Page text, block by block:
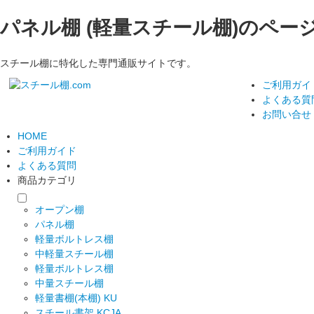
パネル棚 (軽量スチール棚)のペー
スチール棚に特化した専門通販サイトです。
ご利用ガイ
よくある質
お問い合せ
HOME
ご利用ガイド
よくある質問
商品カテゴリ
オープン棚
パネル棚
軽量ボルトレス棚
中軽量スチール棚
軽量ボルトレス棚
中量スチール棚
軽量書棚(本棚) KU